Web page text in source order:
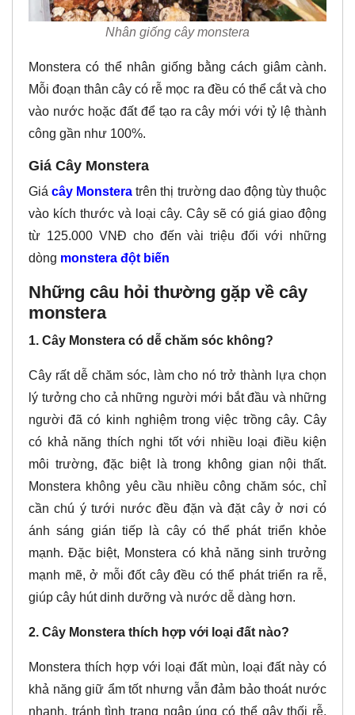
Nhân giống cây monstera
Monstera có thể nhân giống bằng cách giâm cành.
Mỗi đoạn thân cây có rễ mọc ra đều có thể cắt và cho
vào nước hoặc đất để tạo ra cây mới với tỷ lệ thành
công gần như 100%.
Giá Cây Monstera
Giácây Monstera trên thị trường dao động tùy thuộc
vào kích thước và loại cây. Cây sẽ có giá giao động
từ 125.000 VNĐ cho đến vài triệu đối với những
dòng monstera đột biến
Những câu hỏi thường gặp về cây
monstera
1. Cây Monstera có dễ chăm sóc không?
Cây rất dễ chăm sóc, làm cho nó trở thành lựa chọn
lý tưởng cho cả những người mới bắt đầu và những
người đã có kinh nghiệm trong việc trồng cây. Cây
có khả năng thích nghi tốt với nhiều loại điều kiện
môi trường, đặc biệt là trong không gian nội thất.
Monstera không yêu cầu nhiều công chăm sóc, chỉ
cần chú ý tưới nước đều đặn và đặt cây ở nơi có
ánh sáng gián tiếp là cây có thể phát triển khỏe
mạnh. Đặc biệt, Monstera có khả năng sinh trưởng
mạnh mẽ, ở mỗi đốt cây đều có thể phát triển ra rễ,
giúp cây hút dinh dưỡng và nước dễ dàng hơn.
2. Cây Monstera thích hợp với loại đất nào?
Monstera thích hợp với loại đất mùn, loại đất này có
khả năng giữ ẩm tốt nhưng vẫn đảm bảo thoát nước
nhanh, tránh tình trạng ngập úng có thể gây thối rễ.